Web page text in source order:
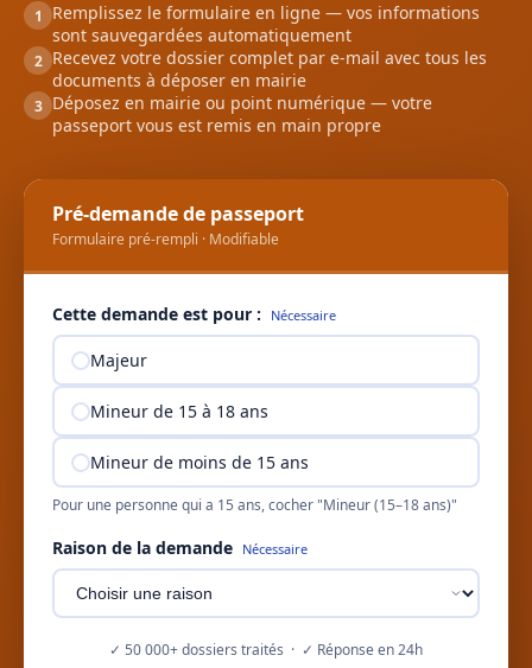
1
Remplissez le formulaire en ligne — vos informations
sont sauvegardées automatiquement
2 Recevez votre dossier complet par e-mail avec tous les
documents à déposer en mairie
3 Déposez en mairie ou point numérique — votre
passeport vous est remis en main propre
Pré-demande de passeport
Formulaire pré-rempli · Modifiable
Cette demande est pour : Nécessaire
Majeur
Mineur de 15 à 18 ans
Mineur de moins de 15 ans
Pour une personne qui a 15 ans, cocher "Mineur (15–18 ans)"
Raison de la demande Nécessaire
✓ 50 000+ dossiers traités · ✓ Réponse en 24h